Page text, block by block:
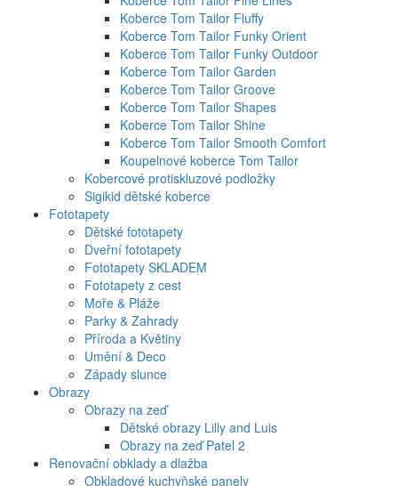
Koberce Tom Tailor Fluffy
Koberce Tom Tailor Funky Orient
Koberce Tom Tailor Funky Outdoor
Koberce Tom Tailor Garden
Koberce Tom Tailor Groove
Koberce Tom Tailor Shapes
Koberce Tom Tailor Shine
Koberce Tom Tailor Smooth Comfort
Koupelnové koberce Tom Tailor
Kobercové protiskluzové podložky
Sigikid dětské koberce
Fototapety
Dětské fototapety
Dveřní fototapety
Fototapety SKLADEM
Fototapety z cest
Moře & Pláže
Parky & Zahrady
Příroda a Květiny
Umění & Deco
Západy slunce
Obrazy
Obrazy na zeď
Dětské obrazy Lilly and Luis
Obrazy na zeď Patel 2
Renovační obklady a dlažba
Obkladové kuchyňské panely